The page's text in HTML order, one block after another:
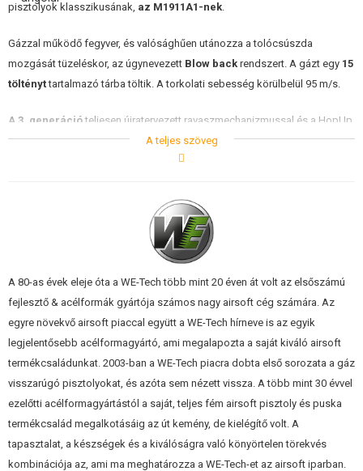
KEDVEZMÉNYEK
ELÉRHETŐSÉG
pisztolyok klasszikusának, az M1911A1-nek.
Gázzal működő fegyver, és valósághűen utánozza a tolócsúszda
mozgását tüzeléskor, az úgynevezett Blow back rendszert. A gázt egy 15
töltényttartalmazó tárba töltik. A torkolati sebesség körülbelül 95 m/s.
A 3. generációteljesen újratervezett ravaszmechanizmussal és a HopUp
készülék kerékkel történő szabályozásával rendelkezik.
A teljes szöveg
A 80-as évek eleje óta a WE-Tech több mint 20 éven át volt az elsőszámú
fejlesztő & acélformák gyártója számos nagy airsoft cég számára. Az
egyre növekvő airsoft piaccal együtt a WE-Tech hírneve is az egyik
legjelentősebb acélformagyártó, ami megalapozta a saját kiváló airsoft
termékcsaládunkat. 2003-ban a WE-Tech piacra dobta első sorozata a gáz
visszarúgó pisztolyokat, és azóta sem nézett vissza. A több mint 30 évvel
ezelőtti acélformagyártástól a saját, teljes fém airsoft pisztoly és puska
termékcsalád megalkotásáig az út kemény, de kielégítő volt. A
tapasztalat, a készségek és a kiválóságra való könyörtelen törekvés
kombinációja az, ami ma meghatározza a WE-Tech-et az airsoft iparban.